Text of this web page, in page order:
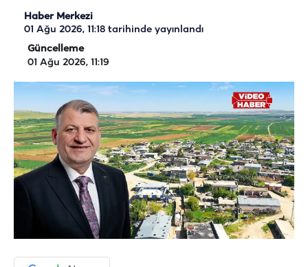
Haber Merkezi
01 Ağu 2026, 11:18 tarihinde yayınlandı
Güncelleme
01 Ağu 2026, 11:19